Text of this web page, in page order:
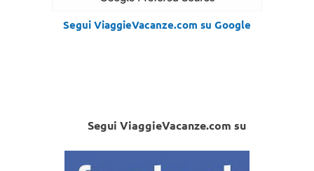
Segui ViaggieVacanze.com su Google
Segui ViaggieVacanze.com su